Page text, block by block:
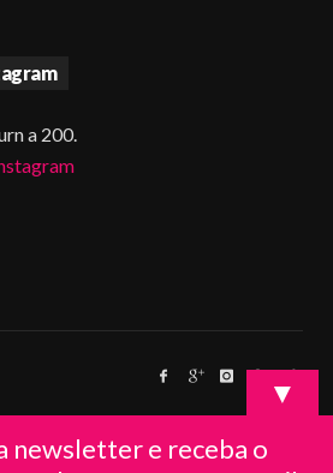
a 200.
▼
newsletter e receba o